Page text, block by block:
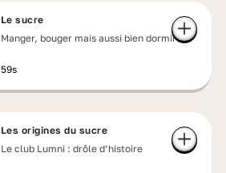
Le sucre
Manger, bouger mais aussi bien dormir
59s
Les origines du sucre
Le club Lumni : drôle d’histoire